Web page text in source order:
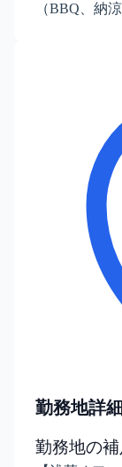
（BBQ、納
勤務地詳細
勤務地の補